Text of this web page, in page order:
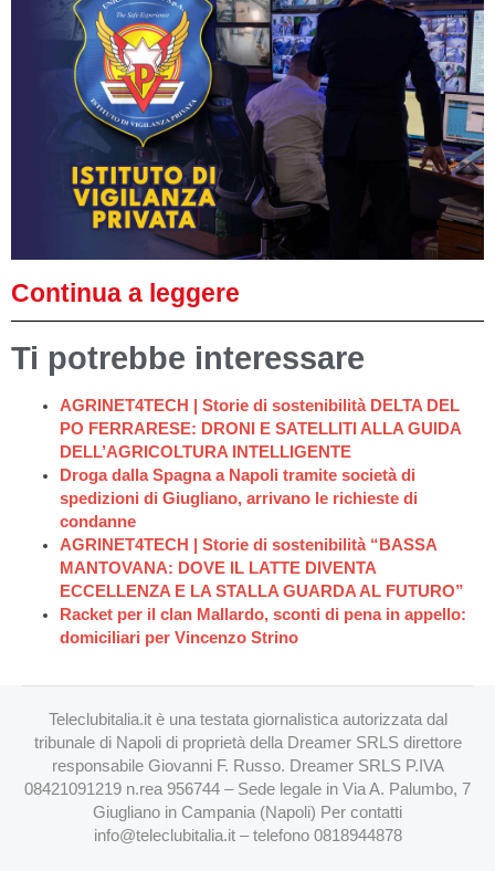
Continua a leggere
Ti potrebbe interessare
AGRINET4TECH | Storie di sostenibilità DELTA DEL
PO FERRARESE: DRONI E SATELLITI ALLA GUIDA
DELL’AGRICOLTURA INTELLIGENTE
Droga dalla Spagna a Napoli tramite società di
spedizioni di Giugliano, arrivano le richieste di
condanne
AGRINET4TECH | Storie di sostenibilità “BASSA
MANTOVANA: DOVE IL LATTE DIVENTA
ECCELLENZA E LA STALLA GUARDA AL FUTURO”
Racket per il clan Mallardo, sconti di pena in appello:
domiciliari per Vincenzo Strino
Teleclubitalia.it è una testata giornalistica autorizzata dal
tribunale di Napoli di proprietà della Dreamer SRLS direttore
responsabile Giovanni F. Russo. Dreamer SRLS P.IVA
08421091219 n.rea 956744 – Sede legale in Via A. Palumbo, 7
Giugliano in Campania (Napoli) Per contatti
info@teleclubitalia.it– telefono 0818944878